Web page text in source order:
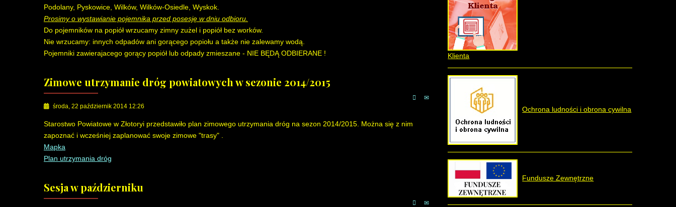
Podolany, Pyskowice, Wilków, Wilków-Osiedle, Wyskok.
Prosimy o wystawianie pojemnika przed posesję w dniu odbioru.
Do pojemników na popiół wrzucamy zimny zużel i popiół bez worków.
Nie wrzucamy: innych odpadów ani gorącego popiołu a także nie zalewamy wodą.
Pojemniki zawierajacego gorący popiół lub odpady zmieszane - NIE BĘDĄ ODBIERANE !
Zimowe utrzymanie dróg powiatowych w sezonie 2014/2015
środa, 22 październik 2014 12:26
Starostwo Powiatowe w Złotoryi przedstawiło plan zimowego utrzymania dróg na sezon 2014/2015. Można się z nim
zapoznać i wcześniej zaplanować swoje zimowe "trasy" .
Mapka
Plan utrzymania dróg
Sesja w październiku
Klienta
Ochrona ludności i obrona cywilna
Fundusze Zewnętrzne